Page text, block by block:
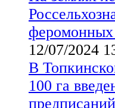
12/07/2024
В
100 га